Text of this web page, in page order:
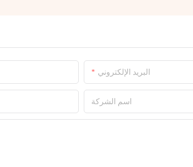
البريد الإلكتروني
اسم الشركة